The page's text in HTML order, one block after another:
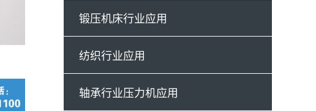
锻压机床行业应用
纺织行业应用
轴承行业压力机应用